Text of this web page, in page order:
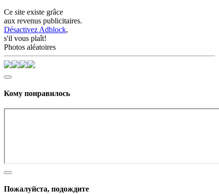
Ce site existe grâce
aux revenus publicitaires.
Désactivez Adblock,
s'il vous plaît!
Photos aléatoires
Кому понравилось
Пожалуйста, подождите